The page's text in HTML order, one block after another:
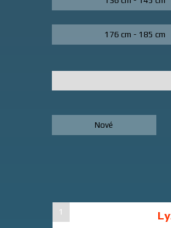
176 cm - 185 cm
Nové
1